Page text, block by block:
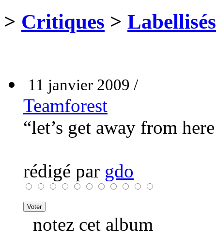
> Critiques > Labellisés
11 janvier 2009 /
Teamforest
“let’s get away from
rédigé par gdo
notez cet album